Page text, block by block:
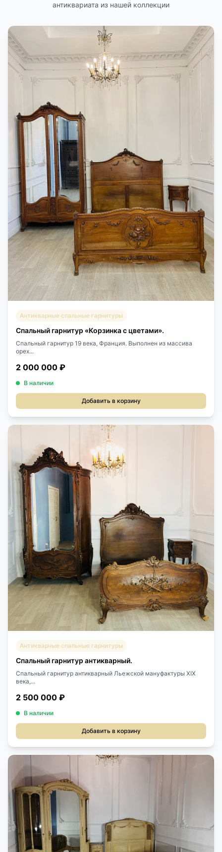
антиквариата из нашей коллекции
Антикварные спальные гарнитуры
Спальный гарнитур «Корзинка с цветами».
Спальный гарнитур 19 века, Франция. Выполнен из массива
орех...
2 000 000 ₽
В наличии
Добавить в корзину
Антикварные спальные гарнитуры
Спальный гарнитур антикварный.
Спальный гарнитур антикварный Льежской мануфактуры XIX
века,...
2 500 000 ₽
В наличии
Добавить в корзину